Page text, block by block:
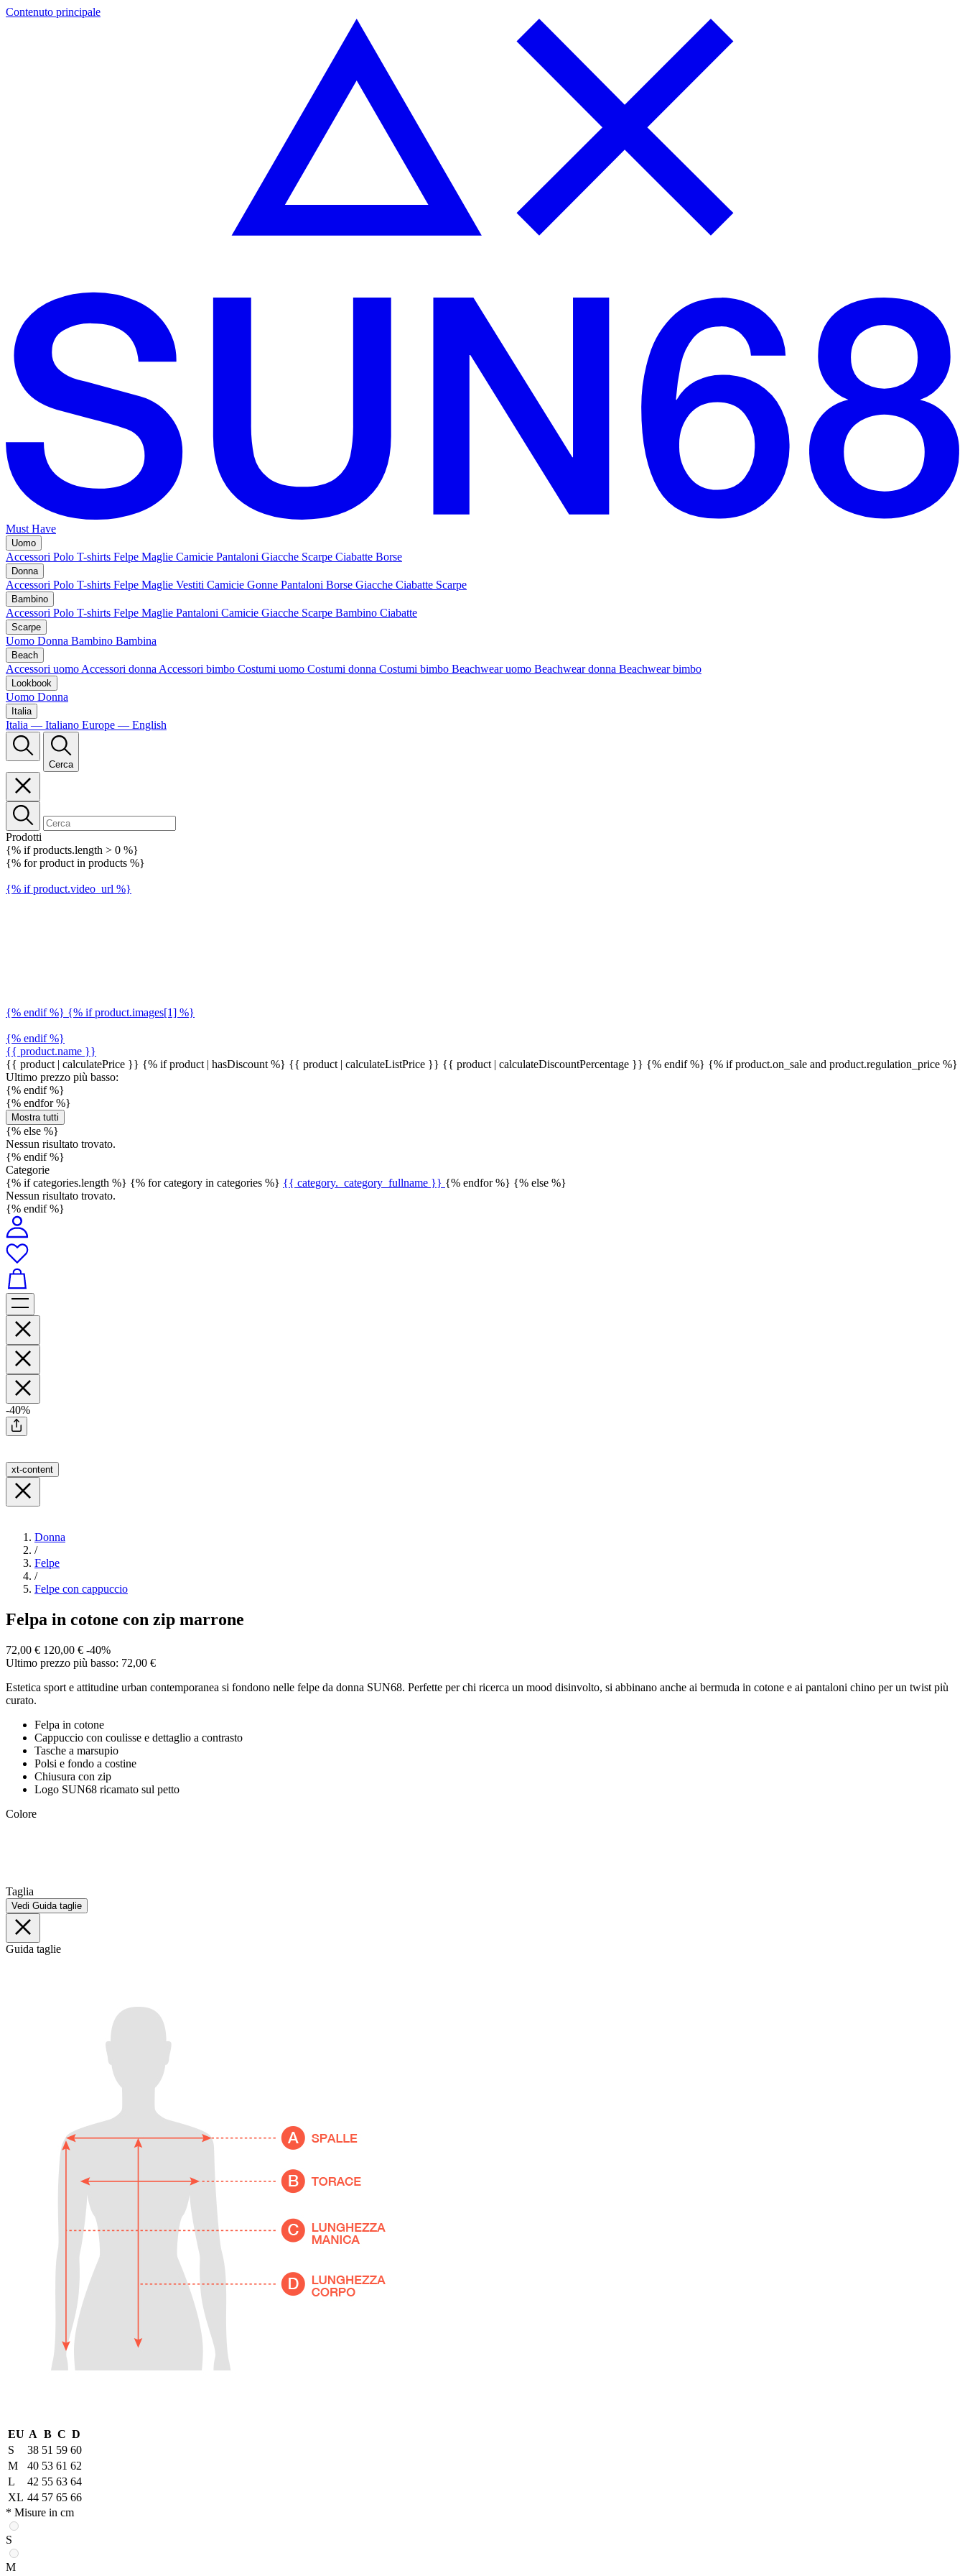
Contenuto principale
Must Have
Uomo
Accessori Polo T-shirts Felpe Maglie Camicie Pantaloni Giacche Scarpe Ciabatte Borse
Donna
Accessori Polo T-shirts Felpe Maglie Vestiti Camicie Gonne Pantaloni Borse Giacche Ciabatte Scarpe
Bambino
Accessori Polo T-shirts Felpe Maglie Pantaloni Camicie Giacche Scarpe Bambino Ciabatte
Scarpe
Uomo Donna Bambino Bambina
Beach
Accessori uomoAccessori donnaAccessori bimbo Costumi uomo Costumi donna Costumi bimbo Beachwear uomo Beachwear donna Beachwear bimbo
Lookbook
Uomo Donna
Italia
Italia — Italiano Europe — English
Cerca
Prodotti
{% if products.length > 0 %}
{% for product in products %}
{% if product.video_url %}
{% endif %} {% if product.images[1] %}
{% endif %}
{{ product.name }}
{{ product | calculatePrice }} {% if product | hasDiscount %} {{ product | calculateListPrice }} {{ product | calculateDiscountPercentage }} {% endif %} {% if product.on_sale and product.regulation_price %}
Ultimo prezzo più basso:
{% endif %}
{% endfor %}
Mostra tutti
{% else %}
Nessun risultato trovato.
{% endif %}
Categorie
{% if categories.length %} {% for category in categories %} {{ category._category_fullname }} {% endfor %} {% else %}
Nessun risultato trovato.
{% endif %}
-40%
xt-content
Donna
/
Felpe
/
Felpe con cappuccio
Felpa in cotone con zip marrone
72,00 € 120,00 € -40%
Ultimo prezzo più basso: 72,00 €
Estetica sport e attitudine urban contemporanea si fondono nelle felpe da donna SUN68. Perfette per chi ricerca un mood disinvolto, si abbinano anche ai bermuda in cotone e ai pantaloni chino per un twist più
curato.
Felpa in cotone
Cappuccio con coulisse e dettaglio a contrasto
Tasche a marsupio
Polsi e fondo a costine
Chiusura con zip
Logo SUN68 ricamato sul petto
Colore
Taglia
Vedi Guida taglie
Guida taglie
EU A B C D
S
38 51 59 60
M
40 53 61 62
L
42 55 63 64
XL 44 57 65 66
* Misure in cm
S
M